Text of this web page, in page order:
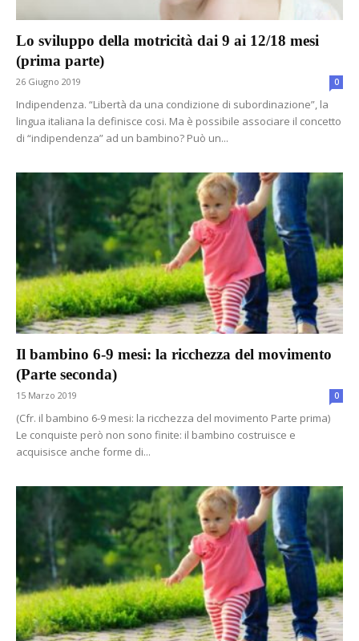
Lo sviluppo della motricità dai 9 ai 12/18 mesi
(prima parte)
26 Giugno 2019 0
Indipendenza. “Libertà da una condizione di subordinazione”, la
lingua italiana la definisce cosi. Ma è possibile associare il concetto
di “indipendenza” ad un bambino? Può un...
Il bambino 6-9 mesi: la ricchezza del movimento
(Parte seconda)
15 Marzo 2019 0
(Cfr. il bambino 6-9 mesi: la ricchezza del movimento Parte prima)
Le conquiste però non sono finite: il bambino costruisce e
acquisisce anche forme di...